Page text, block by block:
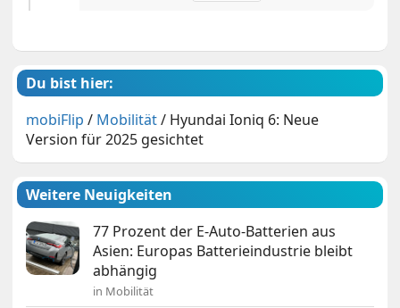
Du bist hier:
mobiFlip / Mobilität/ Hyundai Ioniq 6: Neue
Version für 2025 gesichtet
Weitere Neuigkeiten
77 Prozent der E-Auto-Batterien aus
Asien: Europas Batterieindustrie bleibt
abhängig
in Mobilität